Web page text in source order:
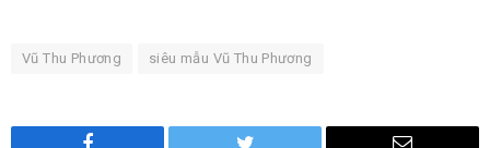
Vũ Thu Phương siêu mẫu Vũ Thu Phương